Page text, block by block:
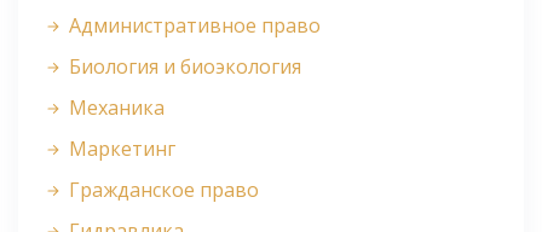
Административное право
Биология и биоэкология
Механика
Маркетинг
Гражданское право